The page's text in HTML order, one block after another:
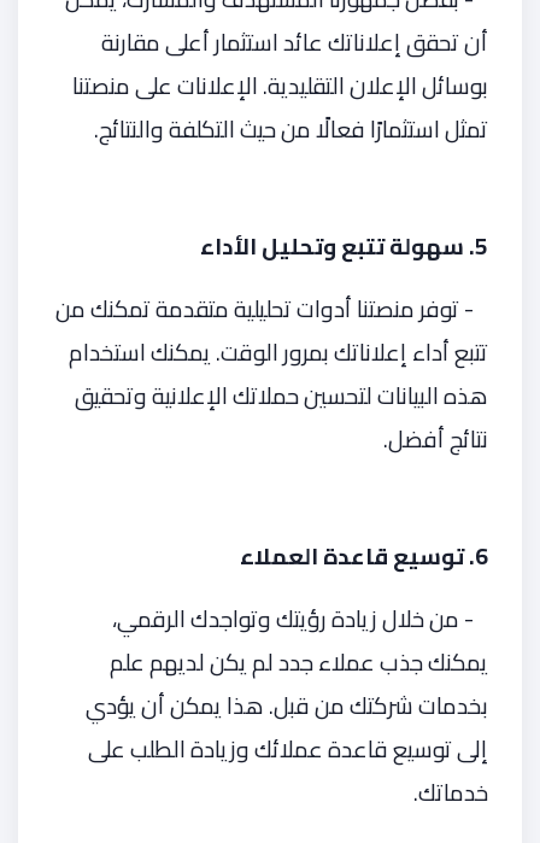
أن تحقق إعلاناتك عائد استثمار أعلى مقارنة
بوسائل الإعلان التقليدية. الإعلانات على منصتنا
تمثل استثمارًا فعالًا من حيث التكلفة والنتائج.
5. سهولة تتبع وتحليل الأداء
- توفر منصتنا أدوات تحليلية متقدمة تمكنك من
تتبع أداء إعلاناتك بمرور الوقت. يمكنك استخدام
هذه البيانات لتحسين حملاتك الإعلانية وتحقيق
نتائج أفضل.
6. توسيع قاعدة العملاء
- من خلال زيادة رؤيتك وتواجدك الرقمي،
يمكنك جذب عملاء جدد لم يكن لديهم علم
بخدمات شركتك من قبل. هذا يمكن أن يؤدي
إلى توسيع قاعدة عملائك وزيادة الطلب على
خدماتك.